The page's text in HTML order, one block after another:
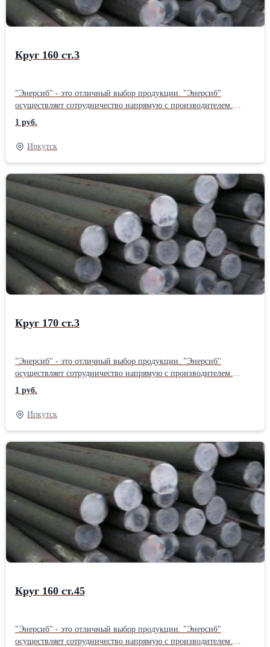
Круг 160 ст.3
"Энерсиб" - это отличный выбор продукции. "Энерсиб"
осуществляет сотрудничество напрямую с производителем.
"Энерсиб" осуществляет отправку товаров по всей территории
РОССИИ.
1 руб.
Иркутск
Круг 170 ст.3
"Энерсиб" - это отличный выбор продукции. "Энерсиб"
осуществляет сотрудничество напрямую с производителем.
"Энерсиб" осуществляет отправку товаров по всей территории
РОССИИ.
1 руб.
Иркутск
Круг 160 ст.45
"Энерсиб" - это отличный выбор продукции. "Энерсиб"
осуществляет сотрудничество напрямую с производителем.